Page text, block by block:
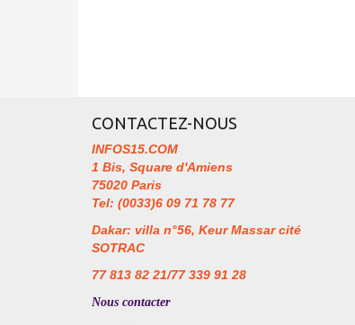
CONTACTEZ-NOUS
INFOS15.COM
1 Bis, Square d'Amiens
75020 Paris
Tel: (0033)6 09 71 78 77
Dakar: villa n°56, Keur Massar cité
SOTRAC
77 813 82 21/77 339 91 28
Nous contacter